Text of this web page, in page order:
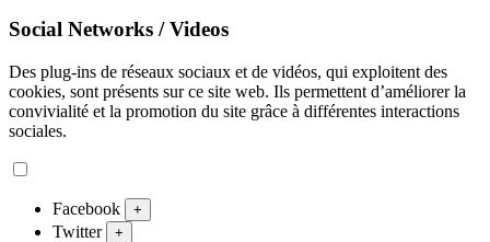
Social Networks / Videos
Des plug-ins de réseaux sociaux et de vidéos, qui exploitent des
cookies, sont présents sur ce site web. Ils permettent d’améliorer la
convivialité et la promotion du site grâce à différentes interactions
sociales.
Facebook +
Twitter +